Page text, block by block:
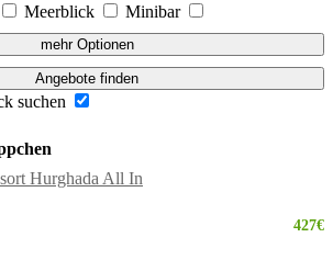
Meerblick Minibar
mehr Optionen
Angebote finden
suchen
Hurghada All In
427€